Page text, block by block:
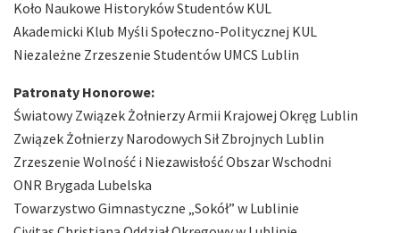
Koło Naukowe Historyków Studentów KUL
Akademicki Klub Myśli Społeczno-Politycznej KUL
Niezależne Zrzeszenie Studentów UMCS Lublin
Patronaty Honorowe:
Światowy Związek Żołnierzy Armii Krajowej Okręg Lublin
Związek Żołnierzy Narodowych Sił Zbrojnych Lublin
Zrzeszenie Wolność i Niezawisłość Obszar Wschodni
ONR Brygada Lubelska
Towarzystwo Gimnastyczne „Sokół” w Lublinie